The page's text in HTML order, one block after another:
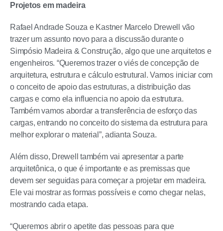
Projetos em madeira
Rafael Andrade Souza e Kastner Marcelo Drewell vão
trazer um assunto novo para a discussão durante o
Simpósio Madeira & Construção, algo que une arquitetos e
engenheiros. “Queremos trazer o viés de concepção de
arquitetura, estrutura e cálculo estrutural. Vamos iniciar com
o conceito de apoio das estruturas, a distribuição das
cargas e como ela influencia no apoio da estrutura.
Também vamos abordar a transferência de esforço das
cargas, entrando no conceito do sistema da estrutura para
melhor explorar o material”, adianta Souza.
Além disso, Drewell também vai apresentar a parte
arquitetônica, o que é importante e as premissas que
devem ser seguidas para começar a projetar em madeira.
Ele vai mostrar as formas possíveis e como chegar nelas,
mostrando cada etapa.
“Queremos abrir o apetite das pessoas para que